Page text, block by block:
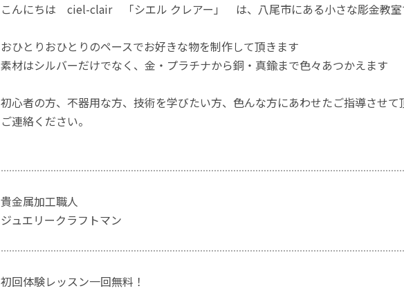
こんにちは ciel-clair 「シエル クレアー」 は、八尾市にある小さな彫金教
おひとりおひとりのペースでお好きな物を制作して頂きます
素材はシルバーだけでなく、金・プラチナから銅・真鍮まで色々あつかえます
初心者の方、不器用な方、技術を学びたい方、色んな方にあわせたご指導させ
ご連絡ください。
貴金属加工職人
ジュエリークラフトマン
初回体験レッスン一回無料！